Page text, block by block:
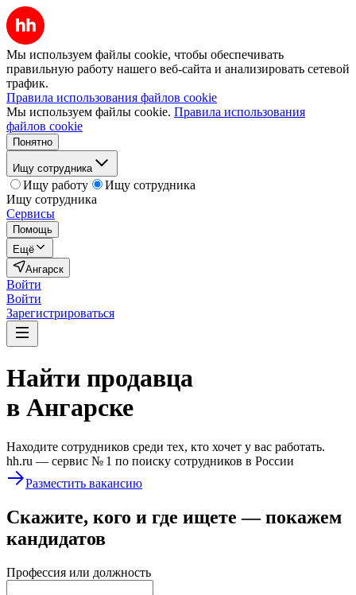
Мы используем файлы cookie, чтобы обеспечивать
правильную работу нашего веб-сайта и анализировать сетевой
трафик.
Правила использования файлов cookie
Мы используем файлы cookie. Правила использования
файлов cookie
Понятно
Ищу сотрудника
Ищу работу
Ищу сотрудника
Ищу сотрудника
Сервисы
Помощь
Ещё
Ангарск
Войти
Войти
Зарегистрироваться
Найти продавца
в Ангарске
Находите сотрудников среди тех, кто хочет у вас работать.
hh.ru — сервис № 1 по поиску сотрудников в России
Разместить вакансию
Скажите, кого и где ищете — покажем
кандидатов
Профессия или должность